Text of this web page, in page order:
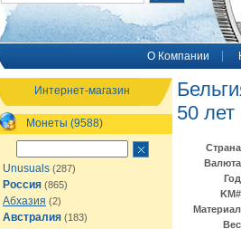
O Компании
Интернет-магазин
Монеты (9588)
Unusuals (287)
Россия (865)
Абхазия (2)
Австралия (183)
50